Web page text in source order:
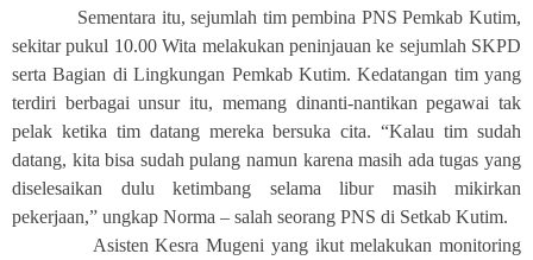
Sementara itu, sejumlah tim pembina PNS Pemkab Kutim,
sekitar pukul 10.00 Wita melakukan peninjauan ke sejumlah SKPD
serta Bagian di Lingkungan Pemkab Kutim. Kedatangan tim yang
terdiri berbagai unsur itu, memang dinanti-nantikan pegawai tak
pelak ketika tim datang mereka bersuka cita. “Kalau tim sudah
datang, kita bisa sudah pulang namun karena masih ada tugas yang
diselesaikan dulu ketimbang selama libur masih mikirkan
pekerjaan,” ungkap Norma – salah seorang PNS di Setkab Kutim.
Asisten Kesra Mugeni yang ikut melakukan monitoring